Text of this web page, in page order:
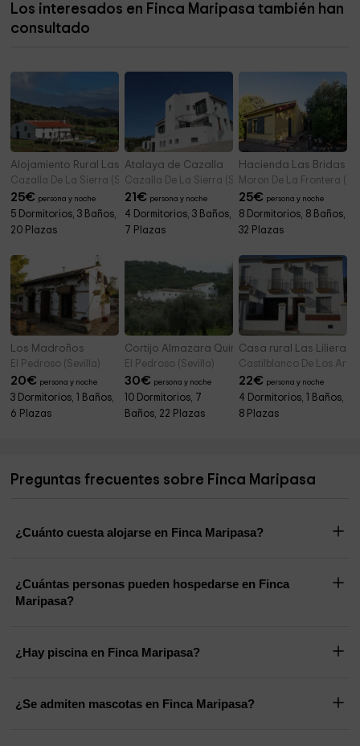
Oficina de turismo e informancion 10,1 km
Los interesados en Finca Maripasa también han
consultado
Alojamiento Rural Las Corbachas
Cazalla De La Sierra (Sevilla)
25€ persona y noche
5 Dormitorios, 3 Baños,
20 Plazas
Atalaya de Cazalla
Cazalla De La Sierra (Sevilla)
21€ persona y noche
4 Dormitorios, 3 Baños,
7 Plazas
Hacienda Las Bridas
Moron De La Frontera
25€ persona y noche
8 Dormitorios, 8 Baños,
32 Plazas
Los Madroños
El Pedroso (Sevilla)
20€ persona y noche
3 Dormitorios, 1 Baños,
6 Plazas
Cortijo Almazara Quintanilla
El Pedroso (Sevilla)
30€ persona y noche
10 Dormitorios, 7
Baños, 22 Plazas
Casa rural Las Lilieras
Castilblanco De Los
22€ persona y noche
4 Dormitorios, 1 Baños,
8 Plazas
Preguntas frecuentes sobre Finca Maripasa
¿Cuánto cuesta alojarse en Finca Maripasa?
¿Cuántas personas pueden hospedarse en Finca
Maripasa?
¿Hay piscina en Finca Maripasa?
¿Se admiten mascotas en Finca Maripasa?